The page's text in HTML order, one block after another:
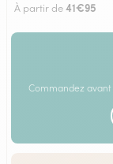
À partir de41€95
Commandez avant